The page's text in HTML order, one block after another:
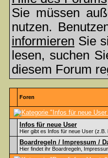
Sie müssen
nutzen.
informieren Sie
lesen, suchen
diesem Forum
Foren
Infos für neue User
Hier gibt es Infos für neue User (z.B.
Boardregeln / Impressum /
Hier findet ihr Boardregeln,